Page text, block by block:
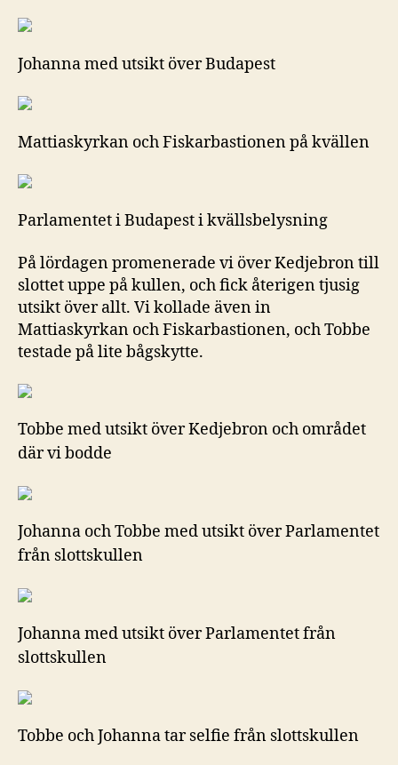
Johanna med utsikt över Budapest
Mattiaskyrkan och Fiskarbastionen på kvällen
Parlamentet i Budapest i kvällsbelysning
På lördagen promenerade vi över Kedjebron till
slottet uppe på kullen, och fick återigen tjusig
utsikt över allt. Vi kollade även in
Mattiaskyrkan och Fiskarbastionen, och Tobbe
testade på lite bågskytte.
Tobbe med utsikt över Kedjebron och området
där vi bodde
Johanna och Tobbe med utsikt över Parlamentet
från slottskullen
Johanna med utsikt över Parlamentet från
slottskullen
Tobbe och Johanna tar selfie från slottskullen